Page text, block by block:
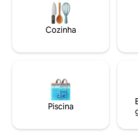
Venha se hospedar neste lugar
perto de supermercado, padaria,
farmácia etc.
Cozinha
Piscina